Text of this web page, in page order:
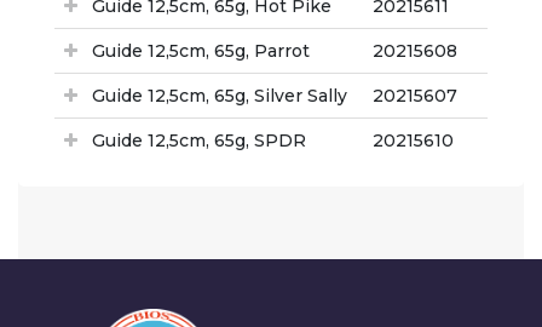
Guide 12,5cm, 65g, Hot Pike 20215611
Guide 12,5cm, 65g, Parrot 20215608
Guide 12,5cm, 65g, Silver Sally 20215607
Guide 12,5cm, 65g, SPDR 20215610